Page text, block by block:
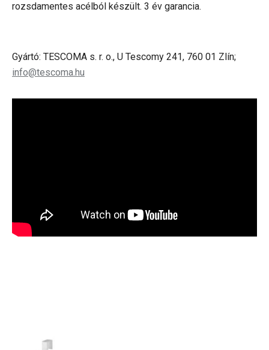
rozsdamentes acélból készült. 3 év garancia.
Gyártó: TESCOMA s. r. o., U Tescomy 241, 760 01 Zlín;
info@tescoma.hu